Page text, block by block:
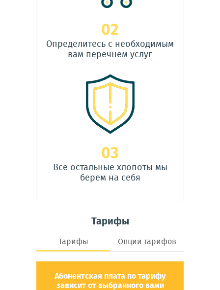
02
Определитесь с необходимым
вам перечнем услуг
03
Все остальные хлопоты мы
берем на себя
Тарифы
Тарифы Опции тарифов
Абонентская плата по тарифу
зависит от выбранного вами